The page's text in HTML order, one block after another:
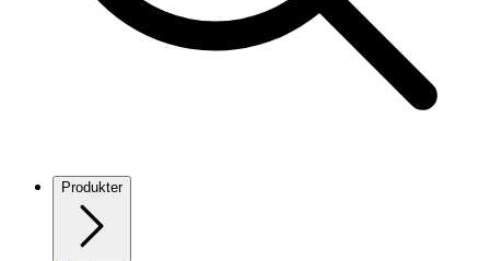
Produkter